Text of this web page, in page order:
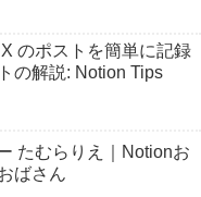
のポストを簡単に記録
の解説: Notion Tips
たむらりえ｜Notionお
ばさん